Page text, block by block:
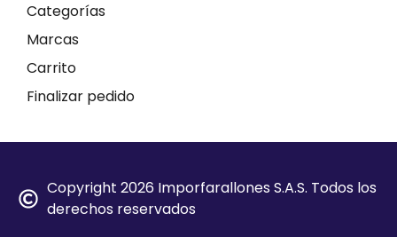
Categorías
Marcas
Carrito
Finalizar pedido
Copyright 2026 Imporfarallones S.A.S. Todos los
derechos reservados